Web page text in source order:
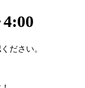
ださい。